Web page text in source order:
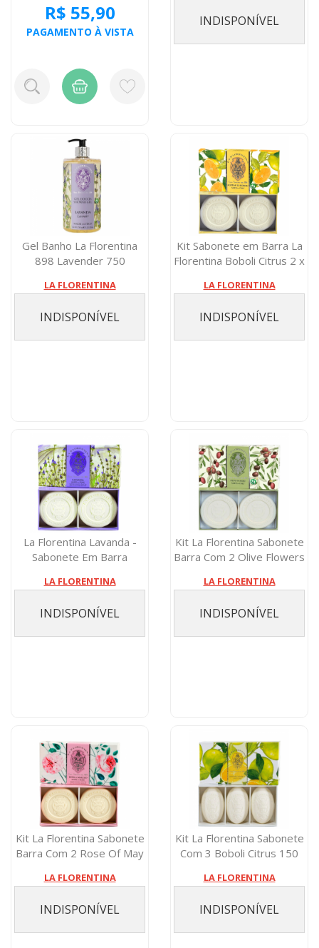
R$ 55,90
PAGAMENTO À VISTA
INDISPONÍVEL
Gel Banho La Florentina
898 Lavender 750
LA FLORENTINA
INDISPONÍVEL
Kit Sabonete em Barra La
Florentina Boboli Citrus 2 x
LA FLORENTINA
INDISPONÍVEL
La Florentina Lavanda -
Sabonete Em Barra
LA FLORENTINA
INDISPONÍVEL
Kit La Florentina Sabonete
Barra Com 2 Olive Flowers
LA FLORENTINA
INDISPONÍVEL
Kit La Florentina Sabonete
Barra Com 2 Rose Of May
LA FLORENTINA
INDISPONÍVEL
Kit La Florentina Sabonete
Com 3 Boboli Citrus 150
LA FLORENTINA
INDISPONÍVEL